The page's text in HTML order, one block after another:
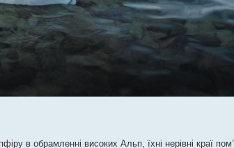
в обрамленні високих Альп, їхні нерівні краї